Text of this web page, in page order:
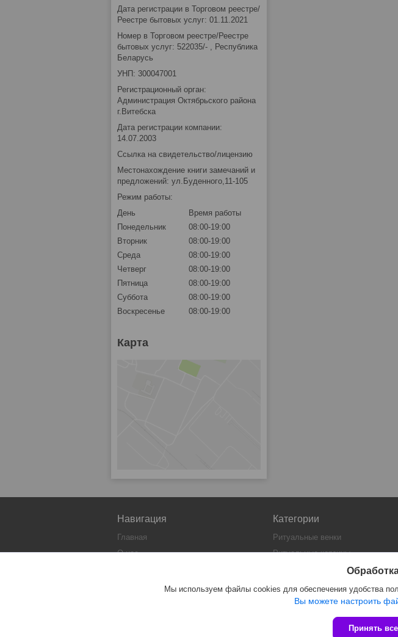
Дата регистрации в Торговом реестре/
Реестре бытовых услуг: 01.11.2021
Номер в Торговом реестре/Реестре
бытовых услуг: 522035/- , Республика
Беларусь
УНП: 300047001
Регистрационный орган:
Администрация Октябрьского района
г.Витебска
Дата регистрации компании:
14.07.2003
Ссылка на свидетельство/лицензию
Местонахождение книги замечаний и
предложений: ул.Буденного,11-105
Режим работы:
День
Время работы
Понедельник
08:00-19:00
Вторник
08:00-19:00
Среда
08:00-19:00
Четверг
08:00-19:00
Пятница
08:00-19:00
Суббота
08:00-19:00
Воскресенье
08:00-19:00
Карта
Навигация
Главная
О нас
Категории
Ритуальные венки
Ритуальные корзины
Искусственная еловая нить
Сайт создан
Мы используем файлы cookies для обеспечения удобства
Вы можете настроить
Принять все